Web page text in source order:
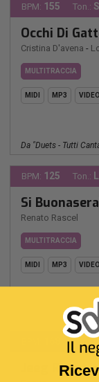
BPM: 155 Ton.:
Occhi Di
Cristina D'avena -
MULTITRACCIA
MIDI MP3 VIDEO
Da "duets - Tutti
BPM: 125 Ton.:
Si
Renato Rascel
MULTITRACCIA
MIDI MP3 VIDEO
Ton.:
Jeeg Robot